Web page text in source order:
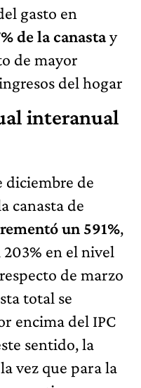
gasto en
de la canastay
de mayor
del hogar
interanual
diciembre de
canasta de
un 591%,
en el nivel
de marzo
total se
encima del IPC
sentido, la
vez que para la